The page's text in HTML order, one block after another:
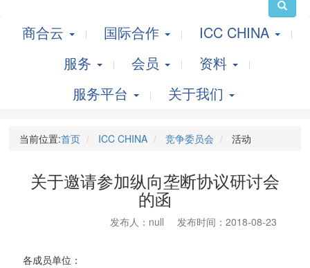
商合云 国际合作
ICC CHINA
服务
会员
资料
服务平台
关于我们
当前位置:首页 ICC CHINA 竞争委员会 活动
关于邀请参加纵向垄断协议研讨会
的函
发布人：null 发布时间：2018-08-23
各成员单位：